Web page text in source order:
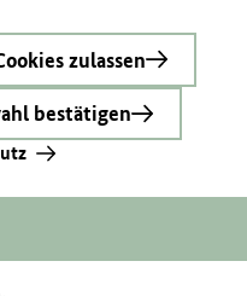
zulassen
bestätigen